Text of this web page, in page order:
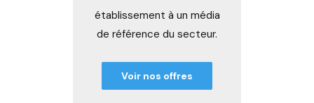
établissement à un média
de référence du secteur.
Voir nos offres